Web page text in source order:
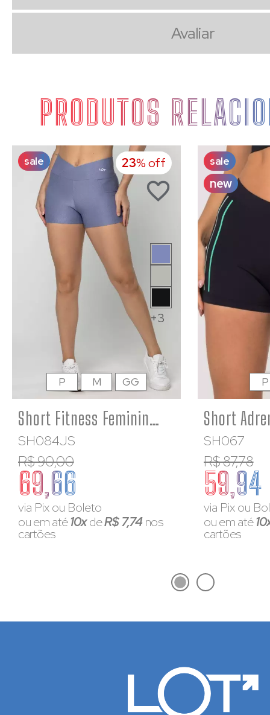
Avaliar
PRODUTOS
sale 23% off
+3
Short Fitness Feminino Academia Poliamida Azul Cós Cruzado
SH084JS
R$ 90,00
69,66
via Pix ou Boleto
ou em até10xdeR$ 7,74nos
cartões
P M GG
sale
new
SH067
R$ 87,78
59,94
via Pix ou
ou em até
cartões
P